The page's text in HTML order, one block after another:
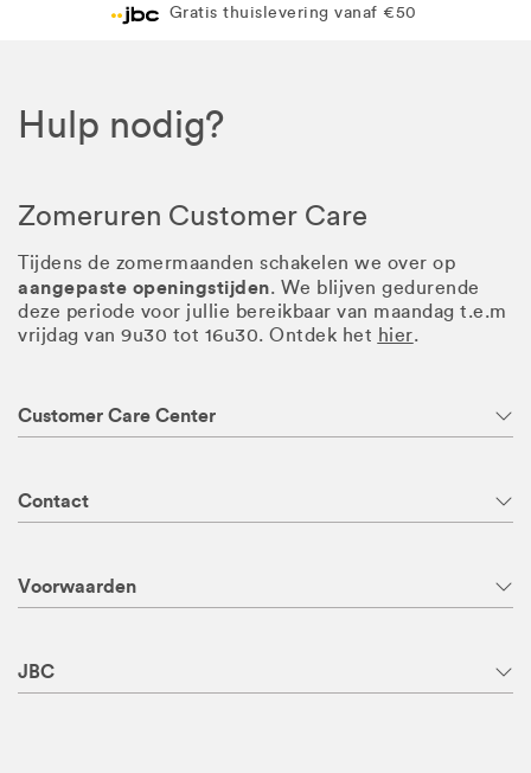
Gratis thuislevering vanaf €50
Hulp nodig?
Zomeruren Customer Care
Tijdens de zomermaanden schakelen we over op
aangepaste openingstijden. We blijven gedurende
deze periode voor jullie bereikbaar van maandag t.e.m
vrijdag van 9u30 tot 16u30. Ontdek het hier.
Customer Care Center
Contact
Voorwaarden
JBC